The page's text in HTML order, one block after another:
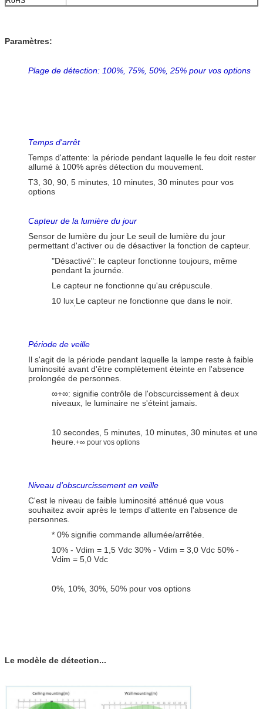
Paramètres:
Plage de détection: 100%, 75%, 50%, 25% pour vos options
Temps d'arrêt
Temps d'attente: la période pendant laquelle le feu doit rester
allumé à 100% après détection du mouvement.
T3, 30, 90, 5 minutes, 10 minutes, 30 minutes pour vos
options
Capteur de la lumière du jour
Sensor de lumière du jour Le seuil de lumière du jour
permettant d'activer ou de désactiver la fonction de capteur.
"Désactivé": le capteur fonctionne toujours, même
pendant la journée.
Le capteur ne fonctionne qu'au crépuscule.
10 lux Le capteur ne fonctionne que dans le noir.
Période de veille
Il s'agit de la période pendant laquelle la lampe reste à faible
luminosité avant d'être complètement éteinte en l'absence
prolongée de personnes.
∞+∞: signifie contrôle de l'obscurcissement à deux
niveaux, le luminaire ne s'éteint jamais.
10 secondes, 5 minutes, 10 minutes, 30 minutes et une
heure. +∞ pour vos options
Niveau d'obscurcissement en veille
C'est le niveau de faible luminosité atténué que vous
souhaitez avoir après le temps d'attente en l'absence de
personnes.
* 0% signifie commande allumée/arrêtée.
10% - Vdim = 1,5 Vdc 30% - Vdim = 3,0 Vdc 50% -
Vdim = 5,0 Vdc
0%, 10%, 30%, 50% pour vos options
Le modèle de détection...